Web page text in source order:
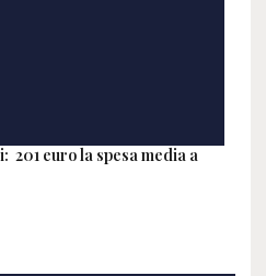
201 euro la spesa media a